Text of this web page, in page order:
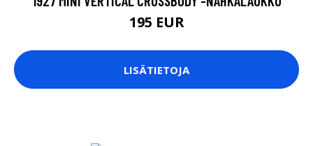
195 EUR
LISÄTIETOJA